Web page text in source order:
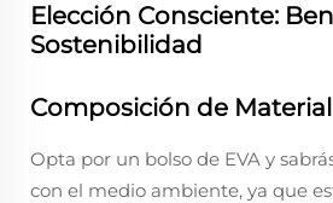
Elección Consciente:
Sostenibilidad
Composición de
Opta por un bolso de EVA y
con el medio ambiente, ya que